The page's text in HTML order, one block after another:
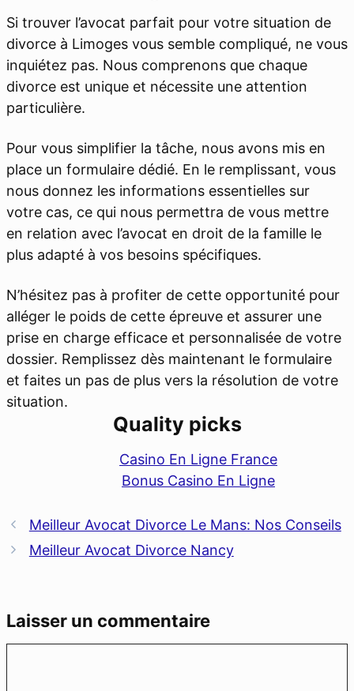
Si trouver l’avocat parfait pour votre situation de
divorce à Limoges vous semble compliqué, ne vous
inquiétez pas. Nous comprenons que chaque
divorce est unique et nécessite une attention
particulière.
Pour vous simplifier la tâche, nous avons mis en
place un formulaire dédié. En le remplissant, vous
nous donnez les informations essentielles sur
votre cas, ce qui nous permettra de vous mettre
en relation avec l’avocat en droit de la famille le
plus adapté à vos besoins spécifiques.
N’hésitez pas à profiter de cette opportunité pour
alléger le poids de cette épreuve et assurer une
prise en charge efficace et personnalisée de votre
dossier. Remplissez dès maintenant le formulaire
et faites un pas de plus vers la résolution de votre
situation.
Quality picks
Casino En Ligne France
Bonus Casino En Ligne
Meilleur Avocat Divorce Le Mans: Nos Conseils
Meilleur Avocat Divorce Nancy
Laisser un commentaire